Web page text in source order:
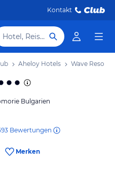
Kontakt
Hotel, Reiseziel
Aheloy Hotels Wave Resort
Bulgarien
Bewertungen
Merken